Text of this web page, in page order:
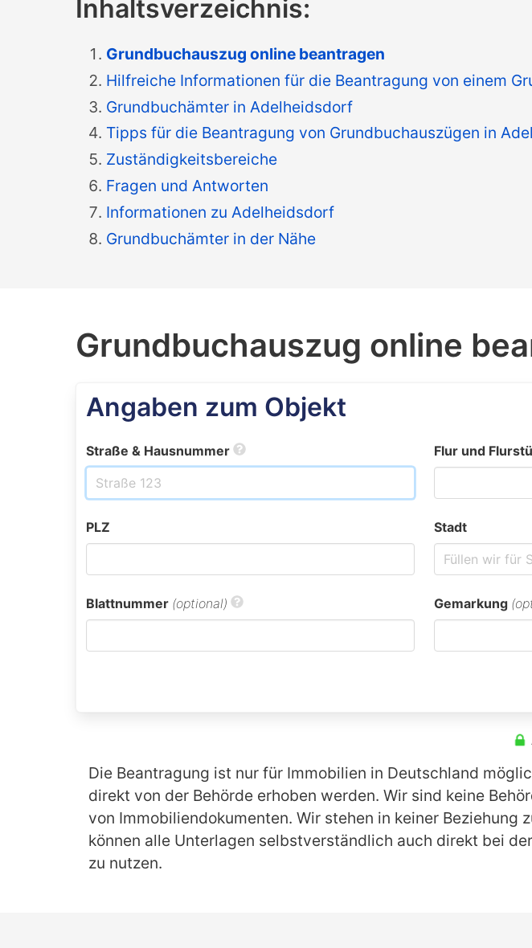
Inhaltsverzeichnis:
Grundbuchauszug online beantragen
Hilfreiche Informationen für die Beantragung von einem
Grundbuchämter in Adelheidsdorf
Tipps für die Beantragung von Grundbuchauszügen in
Zuständigkeitsbereiche
Fragen und Antworten
Informationen zu Adelheidsdorf
Grundbuchämter in der Nähe
Grundbuchauszug online
Angaben zum Objekt
Straße & Hausnummer Flur und
PLZ Stadt
Blattnummer (optional) Gemarkung
Die Beantragung ist nur für Immobilien in Deutschland
direkt von der Behörde erhoben werden. Wir sind keine
von Immobiliendokumenten. Wir stehen in keiner Beziehung
können alle Unterlagen selbstverständlich auch direkt bei
zu nutzen.